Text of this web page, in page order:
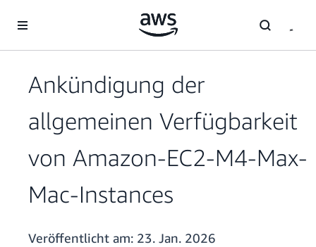
Überspringen zum Hauptinhalt
Ankündigung der
allgemeinen Verfügbarkeit
von Amazon-EC2-M4-Max-
Mac-Instances
Veröffentlicht am: 23. Jan. 2026